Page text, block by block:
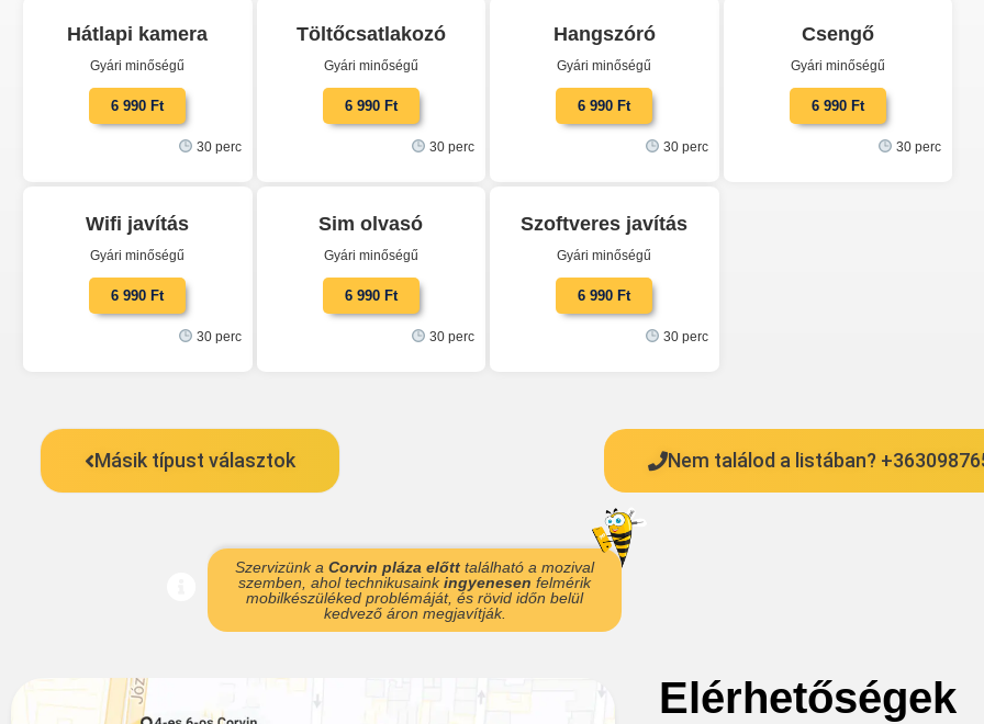
Hátlapi kamera
Gyári minőségű
6 990 Ft
30 perc
Töltőcsatlakozó
Gyári minőségű
6 990 Ft
30 perc
Hangszóró
Gyári minőségű
6 990 Ft
30 perc
Csengő
Gyári minőségű
6 990 Ft
30 perc
Wifi javítás
Gyári minőségű
6 990 Ft
30 perc
Sim olvasó
Gyári minőségű
6 990 Ft
30 perc
Szoftveres javítás
Gyári minőségű
6 990 Ft
30 perc
Másik típust választok Nem találod a listában?
Szervizünk aCorvin pláza előtttalálható a mozival
szemben, ahol technikusainkingyenesen felmérik
mobilkészüléked problémáját, és rövid időn belül
kedvező áron megjavítják.
Elérhetőségek